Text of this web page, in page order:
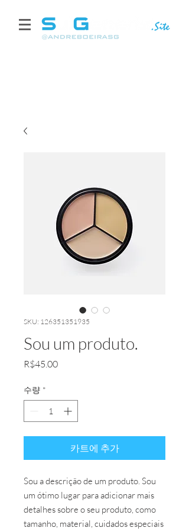
SKU: 126351351935
Sou um produto.
R$45.00가
수량 *
카트에 추가
Sou a descrição de um produto. Sou
um ótimo lugar para adicionar mais
detalhes sobre o seu produto, como
tamanho, material, cuidados especiais